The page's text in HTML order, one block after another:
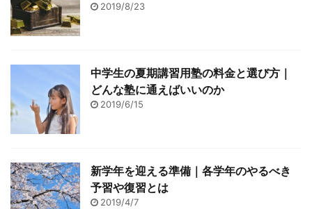
2019/8/23
中学生の夏期講習用塾の料金と選び方｜
どんな塾に通えばいいのか
2019/6/15
新学年を迎える準備｜各学年のやるべき
予習や復習とは
2019/4/7